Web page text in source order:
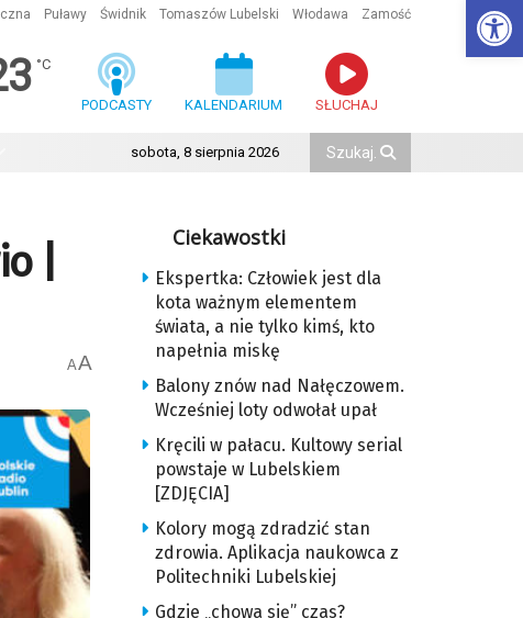
Puławy Świdnik Tomaszów Lubelski Włodawa Zamość
°C
PODCASTY KALENDARIUM SŁUCHAJ
sobota, 8 sierpnia 2026
|
AA
Ciekawostki
Ekspertka: Człowiek jest dla
kota ważnym elementem
świata, a nie tylko kimś, kto
napełnia miskę
Balony znów nad Nałęczowem.
Wcześniej loty odwołał upał
Kręcili w pałacu. Kultowy serial
powstaje w Lubelskiem
[ZDJĘCIA]
Kolory mogą zdradzić stan
zdrowia. Aplikacja naukowca z
Politechniki Lubelskiej
Gdzie „chowa się” czas?